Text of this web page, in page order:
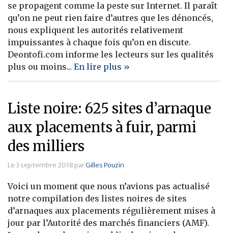
se propagent comme la peste sur Internet. Il paraît
qu’on ne peut rien faire d’autres que les dénoncés,
nous expliquent les autorités relativement
impuissantes à chaque fois qu’on en discute.
Deontofi.com informe les lecteurs sur les qualités
plus ou moins... En lire plus »
Liste noire: 625 sites d’arnaque
aux placements à fuir, parmi
des milliers
Le 3 septembre 2018 parGilles Pouzin
Voici un moment que nous n’avions pas actualisé
notre compilation des listes noires de sites
d’arnaques aux placements régulièrement mises à
jour par l’Autorité des marchés financiers (AMF).